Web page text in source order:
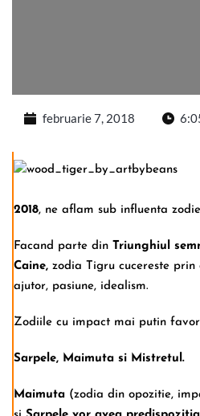
februarie 7, 2018
2018, ne aflam sub influenta
Facand parte din Triunghiul
Caine, zodia Tigru cucereste
ajutor, pasiune, idealism.
Zodiile cu impact mai putin
Sarpele, Maimuta si Mistretul.
Maimuta (zodia din opozitie,